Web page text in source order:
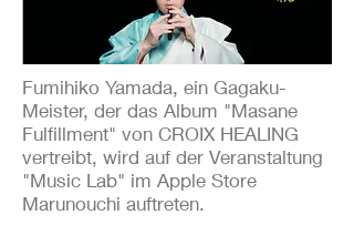
Fumihiko Yamada, ein Gagaku-
Meister, der das Album "Masane
Fulfillment" von CROIX HEALING
vertreibt, wird auf der Veranstaltung
"Music Lab" im Apple Store
Marunouchi auftreten.